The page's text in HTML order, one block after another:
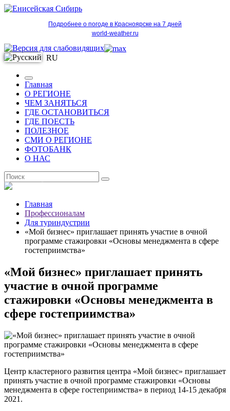
Подробнее о погоде в Красноярске на 7 дней
world-weather.ru
RU
Главная
О РЕГИОНЕ
ЧЕМ ЗАНЯТЬСЯ
ГДЕ ОСТАНОВИТЬСЯ
ГДЕ ПОЕСТЬ
ПОЛЕЗНОЕ
СМИ О РЕГИОНЕ
ФОТОБАНК
О НАС
Главная
Профессионалам
Для туриндустрии
«Мой бизнес» приглашает принять участие в очной
программе стажировки «Основы менеджмента в сфере
гостеприимства»
«Мой бизнес» приглашает принять
участие в очной программе
стажировки «Основы менеджмента в
сфере гостеприимства»
Центр кластерного развития центра «Мой бизнес» приглашает
принять участие в очной программе стажировки «Основы
менеджмента в сфере гостеприимства» в период 14-15 декабря
2021.